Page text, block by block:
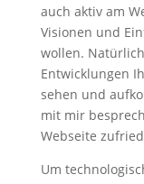
auch aktiv am
Visionen und
wollen.
Entwicklungen
sehen und
mit mir
Webseite
Um